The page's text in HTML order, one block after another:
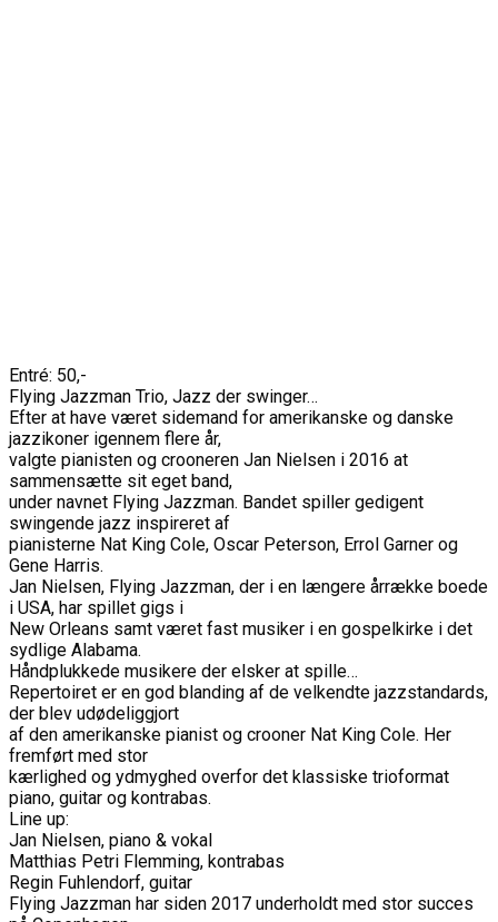
Entré: 50,-
Flying Jazzman Trio, Jazz der swinger…
Efter at have været sidemand for amerikanske og danske
jazzikoner igennem flere år,
valgte pianisten og crooneren Jan Nielsen i 2016 at
sammensætte sit eget band,
under navnet Flying Jazzman. Bandet spiller gedigent
swingende jazz inspireret af
pianisterne Nat King Cole, Oscar Peterson, Errol Garner og
Gene Harris.
Jan Nielsen, Flying Jazzman, der i en længere årrække boede
i USA, har spillet gigs i
New Orleans samt været fast musiker i en gospelkirke i det
sydlige Alabama.
Håndplukkede musikere der elsker at spille…
Repertoiret er en god blanding af de velkendte jazzstandards,
der blev udødeliggjort
af den amerikanske pianist og crooner Nat King Cole. Her
fremført med stor
kærlighed og ydmyghed overfor det klassiske trioformat
piano, guitar og kontrabas.
Line up:
Jan Nielsen, piano & vokal
Matthias Petri Flemming, kontrabas
Regin Fuhlendorf, guitar
Flying Jazzman har siden 2017 underholdt med stor succes